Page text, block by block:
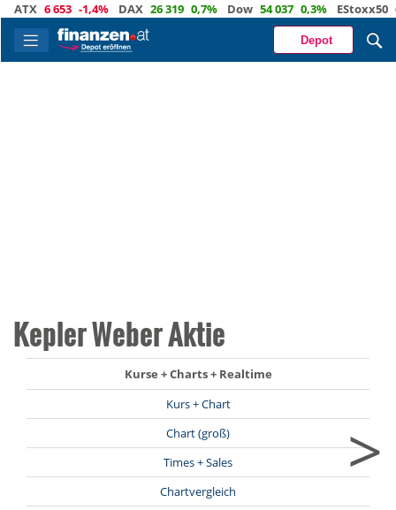
6 653 -1,4% DAX 26 319 0,7% Dow 54 037 0,3% EStoxx50 6
Depot
Kepler Weber Aktie
Kurse + Charts + Realtime
Kurs + Chart
Chart (groß)
Times + Sales
Chartvergleich
>